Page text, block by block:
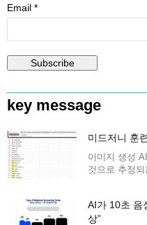
Email *
key message
미드저니 훈
이미지 생성
것으로 추정되
AI가 10초 음
상”